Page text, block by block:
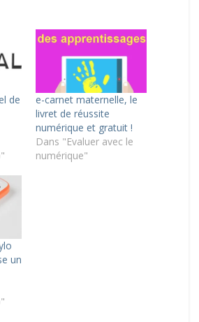
de
e-carnet maternelle, le
livret de réussite
numérique et gratuit !
Dans "Evaluer avec le
numérique"
un